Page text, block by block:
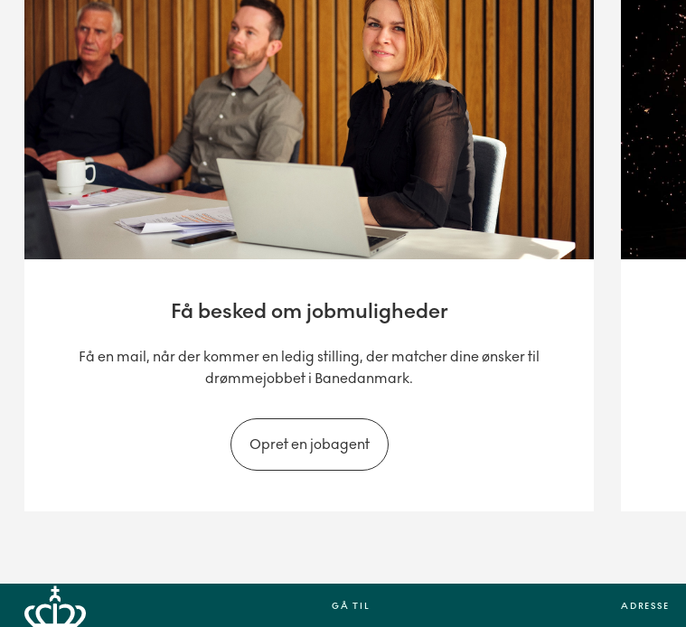
Få besked om jobmuligheder
Få en mail, når der kommer en ledig stilling, der matcher dine ønsker til
drømmejobbet i Banedanmark.
Opret en jobagent
GÅ TIL ADRESSE